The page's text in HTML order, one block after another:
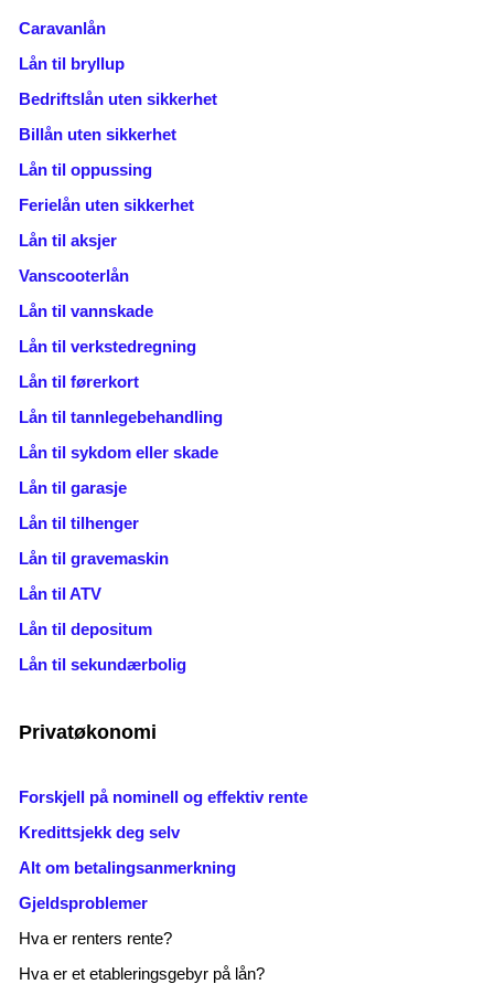
Caravanlån
Lån til bryllup
Bedriftslån uten sikkerhet
Billån uten sikkerhet
Lån til oppussing
Ferielån uten sikkerhet
Lån til aksjer
Vanscooterlån
Lån til vannskade
Lån til verkstedregning
Lån til førerkort
Lån til tannlegebehandling
Lån til sykdom eller skade
Lån til garasje
Lån til tilhenger
Lån til gravemaskin
Lån til ATV
Lån til depositum
Lån til sekundærbolig
Privatøkonomi
Forskjell på nominell og effektiv rente
Kredittsjekk deg selv
Alt om betalingsanmerkning
Gjeldsproblemer
Hva er renters rente?
Hva er et etableringsgebyr på lån?